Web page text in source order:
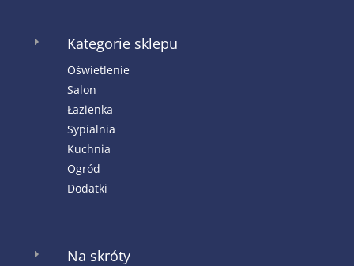
E Kategorie sklepu
Oświetlenie
Salon
Łazienka
Sypialnia
Kuchnia
Ogród
Dodatki
E Na skróty